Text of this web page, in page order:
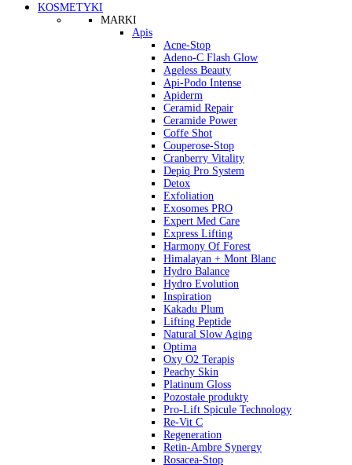
KOSMETYKI
MARKI
Apis
Acne-Stop
Adeno-C Flash Glow
Ageless Beauty
Api-Podo Intense
Apiderm
Ceramid Repair
Ceramide Power
Coffe Shot
Couperose-Stop
Cranberry Vitality
Depiq Pro System
Detox
Exfoliation
Exosomes PRO
Expert Med Care
Express Lifting
Harmony Of Forest
Himalayan + Mont Blanc
Hydro Balance
Hydro Evolution
Inspiration
Kakadu Plum
Lifting Peptide
Natural Slow Aging
Optima
Oxy O2 Terapis
Peachy Skin
Platinum Gloss
Pozostałe produkty
Pro-Lift Spicule Technology
Re-Vit C
Regeneration
Retin-Ambre Synergy
Rosacea-Stop